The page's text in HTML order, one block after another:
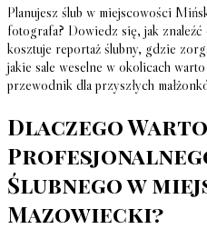
Planujesz ślub w miejscowości
fotografa? Dowiedz się, jak
kosztuje reportaż ślubny, gdzie
jakie sale weselne w okolicach
przewodnik dla przyszłych
Dlaczego
Ślubnego w
Mazowiecki?